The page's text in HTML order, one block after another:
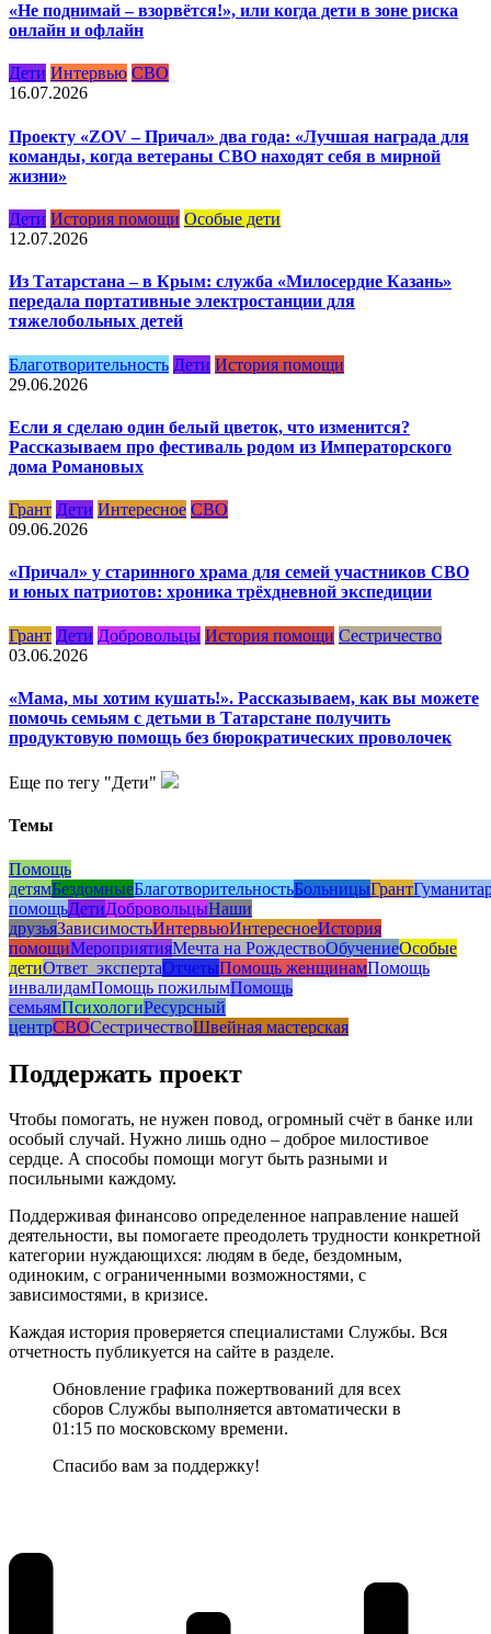
«Не поднимай – взорвётся!», или когда дети в зоне риска
онлайн и офлайн
Дети Интервью СВО
16.07.2026
Проекту «ZOV – Причал» два года: «Лучшая награда для
команды, когда ветераны СВО находят себя в мирной
жизни»
Дети История помощи Особые дети
12.07.2026
Из Татарстана – в Крым: служба «Милосердие Казань»
передала портативные электростанции для
тяжелобольных детей
Благотворительность Дети История помощи
29.06.2026
Если я сделаю один белый цветок, что изменится?
Рассказываем про фестиваль родом из Императорского
дома Романовых
Грант Дети Интересное СВО
09.06.2026
«Причал» у старинного храма для семей участников СВО
и юных патриотов: хроника трёхдневной экспедиции
Грант Дети Добровольцы История помощи Сестричество
03.06.2026
«Мама, мы хотим кушать!». Рассказываем, как вы можете
помочь семьям с детьми в Татарстане получить
продуктовую помощь без бюрократических проволочек
Еще по тегу "Дети"
Темы
Помощь
детямБездомныеБлаготворительностьБольницыГрант
помощьДетиДобровольцыНаши
друзьяЗависимостьИнтервьюИнтересноеИстория
помощиМероприятияМечта на РождествоОбучениеОсобые
детиОтвет_экспертаОтчетыПомощь женщинамПомощь
инвалидамПомощь пожилымПомощь
семьямПсихологиРесурсный
центрСВОСестричествоШвейная мастерская
Поддержать проект
Чтобы помогать, не нужен повод, огромный счёт в банке или
особый случай. Нужно лишь одно – доброе милостивое
сердце. А способы помощи могут быть разными и
посильными каждому.
Поддерживая финансово определенное направление нашей
деятельности, вы помогаете преодолеть трудности конкретной
категории нуждающихся: людям в беде, бездомным,
одиноким, с ограниченными возможностями, с
зависимостями, в кризисе.
Каждая история проверяется специалистами Службы. Вся
отчетность публикуется на сайте в разделе.
Обновление графика пожертвований для всех
сборов Службы выполняется автоматически в
01:15 по московскому времени.
Спасибо вам за поддержку!